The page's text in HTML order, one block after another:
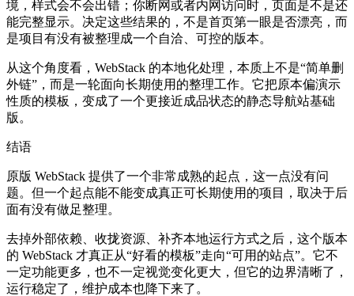
境，样式会不会出错；你断网或者内网访问时，页面是不是还
能完整显示。决定这些结果的，不是首页第一眼是否漂亮，而
是项目有没有被整理成一个自洽、可控的版本。
从这个角度看，WebStack 的本地化处理，本质上不是“简单删
外链”，而是一轮面向长期使用的整理工作。它把原本偏演示
性质的模板，变成了一个更接近成品状态的静态导航站基础
版。
结语
原版 WebStack 提供了一个非常成熟的起点，这一点没有问
题。但一个起点能不能变成真正可长期使用的项目，取决于后
面有没有做足整理。
去掉外部依赖、收拢资源、补齐本地运行方式之后，这个版本
的 WebStack 才真正从“好看的模板”走向“可用的站点”。它不
一定功能更多，也不一定视觉变化更大，但它的边界清晰了，
运行稳定了，维护成本也降下来了。